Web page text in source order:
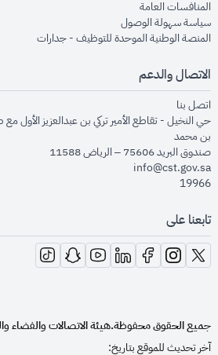
المنافسات العامةopens in new window
سياسة سهولة الوصولopens in new window
المنصة الوطنية الموحدة للتوظيف - جدارات
الاتصال والدعم
اتصل بنا
حي النخيل - تقاطع الأمير تركي بن عبدالعزيز الأول
بن محمد
صندوق البريد 75606 – الرياض 11588
info@cst.gov.sa
19966
تابعنا على
opens in new window
opens in new window
opens in new window
opens in new window
opens in new window
in new window
window
جميع الحقوق محفوظة.هيئة الاتصالات والفضاء
آخر تحديث للموقع بتاريخ: